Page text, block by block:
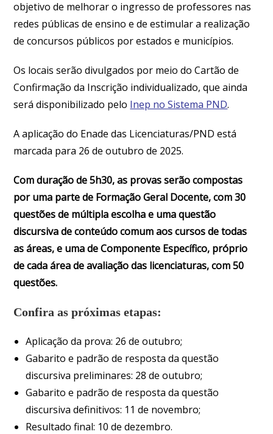
objetivo de melhorar o ingresso de professores nas
redes públicas de ensino e de estimular a realização
de concursos públicos por estados e municípios.
Os locais serão divulgados por meio do Cartão de
Confirmação da Inscrição individualizado, que ainda
será disponibilizado pelo Inep no Sistema PND.
A aplicação do Enade das Licenciaturas/PND está
marcada para 26 de outubro de 2025.
Com duração de 5h30, as provas serão compostas
por uma parte de Formação Geral Docente, com 30
questões de múltipla escolha e uma questão
discursiva de conteúdo comum aos cursos de todas
as áreas, e uma de Componente Específico, próprio
de cada área de avaliação das licenciaturas, com 50
questões.
Confira as próximas etapas:
Aplicação da prova: 26 de outubro;
Gabarito e padrão de resposta da questão
discursiva preliminares: 28 de outubro;
Gabarito e padrão de resposta da questão
discursiva definitivos: 11 de novembro;
Resultado final: 10 de dezembro.